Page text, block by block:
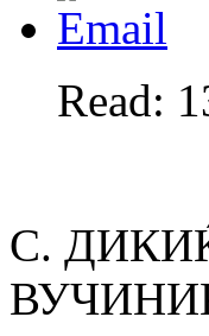
Read:
С.